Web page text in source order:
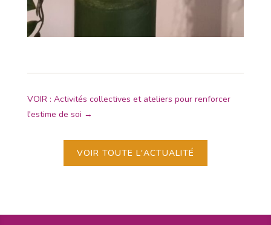
VOIR : Activités collectives et ateliers pour renforcer
l'estime de soi →
VOIR TOUTE L'ACTUALITÉ